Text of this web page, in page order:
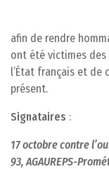
afin de rendre
ont été victimes
l’État français et de
présent.
Signataires :
17octobrecontre
93, AGAUREPS-